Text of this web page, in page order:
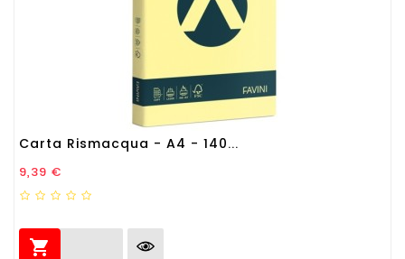
Carta Rismacqua - A4 - 140...
Prezzo
9,39 €
